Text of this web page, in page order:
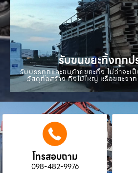
รับขนขยะทิ้งทุกป
รับบรรทุกและขนย้ายขยะทิ้ง ไม่ว่าจะเ
วัสดุก่อสร้าง กิ่งไม้ใหญ่ หรือขยะจา
โทรสอบถาม
098-482-9976